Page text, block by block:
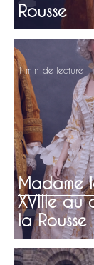
Rousse
Madame
XVIIIe au
la Rousse
1 min de lecture